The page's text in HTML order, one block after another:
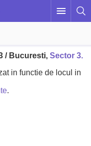
/ Bucuresti,Sector 3.
in functie de locul in
.